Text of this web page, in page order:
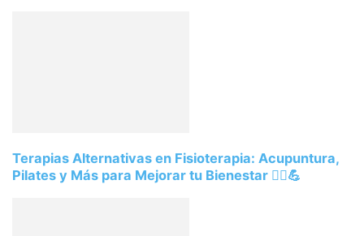
Terapias Alternativas en Fisioterapia: Acupuntura,
Pilates y Más para Mejorar tu Bienestar 💆‍♂️💪